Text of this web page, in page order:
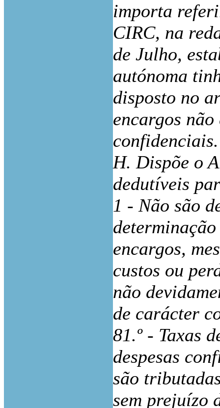
importa
CIRC, na
de Julho,
autónoma
disposto no
encargos não
confidenciais.
H. Dispõe o
dedutíveis
1 - Não são
encargos,
custos ou
não
de carácter
81.º - Taxas
despesas
são
sem prejuízo